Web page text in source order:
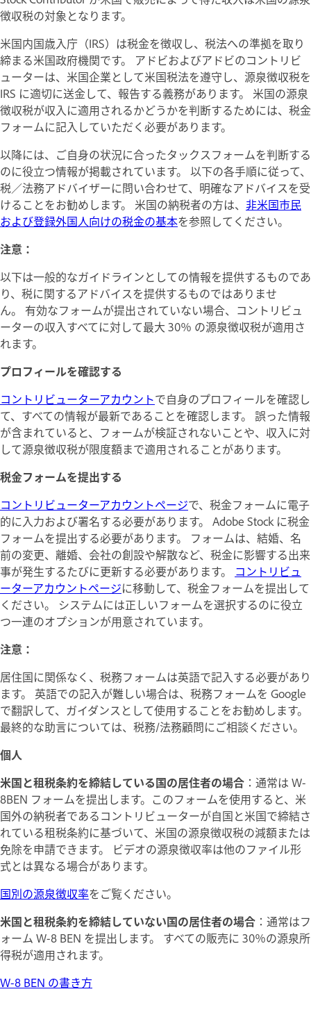
徴収税の対象となります。
米国内国歳入庁（IRS）は税金を徴収し、税法への準拠を取り
締まる米国政府機関です。 アドビおよびアドビのコントリビ
ューターは、米国企業として米国税法を遵守し、源泉徴収税を
IRS に適切に送金して、報告する義務があります。 米国の源泉
徴収税が収入に適用されるかどうかを判断するためには、税金
フォームに記入していただく必要があります。
以降には、ご自身の状況に合ったタックスフォームを判断する
のに役立つ情報が掲載されています。 以下の各手順に従って、
税／法務アドバイザーに問い合わせて、明確なアドバイスを受
けることをお勧めします。 米国の納税者の方は、 非米国市民
および登録外国人向けの税金の基本を参照してください。
注意：
以下は一般的なガイドラインとしての情報を提供するものであ
り、税に関するアドバイスを提供するものではありませ
ん。 有効なフォームが提出されていない場合、コントリビュ
ーターの収入すべてに対して最大 30％ の源泉徴収税が適用さ
れます。
プロフィールを確認する
コントリビューターアカウントで自身のプロフィールを確認し
て、すべての情報が最新であることを確認します。 誤った情報
が含まれていると、フォームが検証されないことや、収入に対
して源泉徴収税が限度額まで適用されることがあります。
税金フォームを提出する
コントリビューターアカウントページで、税金フォームに電子
的に入力および署名する必要があります。 Adobe Stock に税金
フォームを提出する必要があります。 フォームは、結婚、名
前の変更、離婚、会社の創設や解散など、税金に影響する出来
事が発生するたびに更新する必要があります。 コントリビュ
ーターアカウントページに移動して、税金フォームを提出して
ください。 システムには正しいフォームを選択するのに役立
つ一連のオプションが用意されています。
注意：
居住国に関係なく、税務フォームは英語で記入する必要があり
ます。 英語での記入が難しい場合は、税務フォームを Google
で翻訳して、ガイダンスとして使用することをお勧めします。
最終的な助言については、税務/法務顧問にご相談ください。
個人
米国と租税条約を締結している国の居住者の場合 ：通常は W-
8BEN フォームを提出します。このフォームを使用すると、米
国外の納税者であるコントリビューターが自国と米国で締結さ
れている租税条約に基づいて、米国の源泉徴収税の減額または
免除を申請できます。 ビデオの源泉徴収率は他のファイル形
式とは異なる場合があります。
国別の源泉徴収率をご覧ください。
米国と租税条約を締結していない国の居住者の場合 ：通常はフ
ォーム W-8 BEN を提出します。 すべての販売に 30％の源泉所
得税が適用されます。
W-8 BEN の書き方